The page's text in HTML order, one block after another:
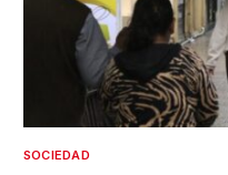
SOCIEDAD